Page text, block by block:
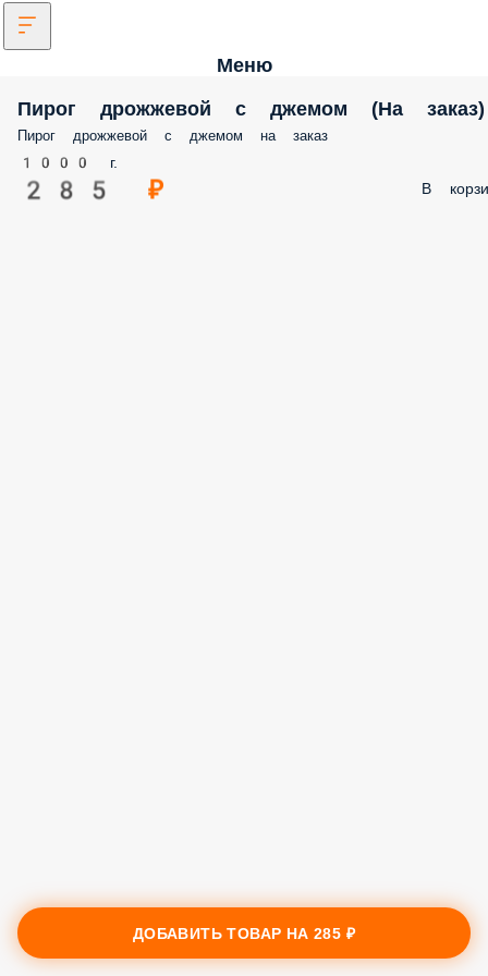
Меню
Пирог дрожжевой с джемом (На заказ)
Пирог дрожжевой с джемом на заказ
1000 г.
285 ₽ В
ДОБАВИТЬ ТОВАР НА285 ₽